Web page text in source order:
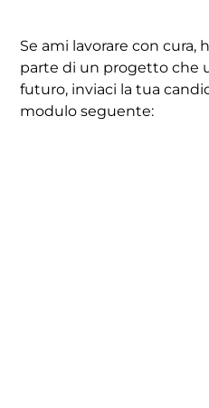
Se ami lavorare con cura,
parte di un progetto che
futuro, inviaci la tua
modulo seguente: